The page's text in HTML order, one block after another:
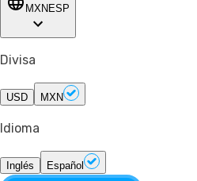
MXN ESP
Divisa
USD MXN
Idioma
Inglés Español